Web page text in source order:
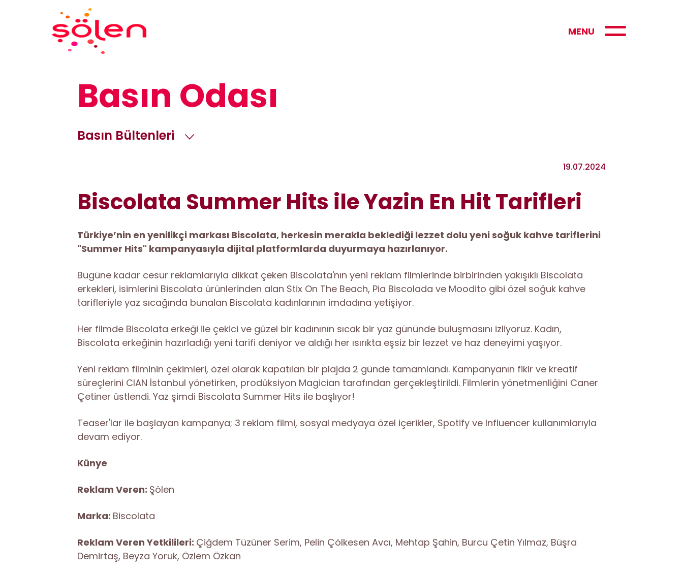
MENU
Basın Odası
Basın Bültenleri
19.07.2024
Biscolata Summer Hits ile Yazin En Hit Tarifleri
Türkiye’nin en yenilikçi markası Biscolata, herkesin merakla beklediği lezzet dolu yeni soğuk kahve tariflerini
"Summer Hits" kampanyasıyla dijital platformlarda duyurmaya hazırlanıyor.
Bugüne kadar cesur reklamlarıyla dikkat çeken Biscolata'nın yeni reklam filmlerinde birbirinden yakışıklı Biscolata
erkekleri, isimlerini Biscolata ürünlerinden alan Stix On The Beach, Pia Biscolada ve Moodito gibi özel soğuk kahve
tarifleriyle yaz sıcağında bunalan Biscolata kadınlarının imdadına yetişiyor.
Her filmde Biscolata erkeği ile çekici ve güzel bir kadınının sıcak bir yaz gününde buluşmasını izliyoruz. Kadın,
Biscolata erkeğinin hazırladığı yeni tarifi deniyor ve aldığı her ısırıkta eşsiz bir lezzet ve haz deneyimi yaşıyor.
Yeni reklam filminin çekimleri, özel olarak kapatılan bir plajda 2 günde tamamlandı. Kampanyanın fikir ve kreatif
süreçlerini CIAN İstanbul yönetirken, prodüksiyon Magician tarafından gerçekleştirildi. Filmlerin yönetmenliğini Caner
Çetiner üstlendi. Yaz şimdi Biscolata Summer Hits ile başlıyor!
Teaser'lar ile başlayan kampanya; 3 reklam filmi, sosyal medyaya özel içerikler, Spotify ve Influencer kullanımlarıyla
devam ediyor.
Künye
Reklam Veren: Şölen
Marka: Biscolata
Reklam Veren Yetkilileri: Çiğdem Tüzüner Serim, Pelin Çölkesen Avcı, Mehtap Şahin, Burcu Çetin Yılmaz, Büşra
Demirtaş, Beyza Yoruk, Özlem Özkan